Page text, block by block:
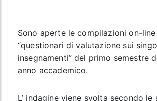
Sono aperte le compilazioni on-
“questionari di valutazione sui
insegnamenti” del primo semestre
anno accademico.
L’ indagine viene svolta secondo le